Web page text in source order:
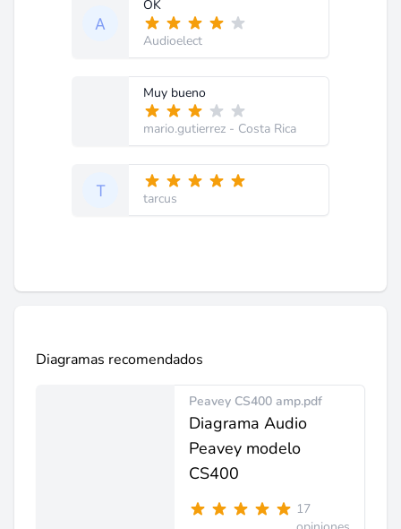
OK
Audioelect
Muy bueno
mario.gutierrez - Costa Rica
tarcus
Diagramas recomendados
Peavey CS400 amp.pdf
Diagrama Audio
Peavey modelo
CS400
17